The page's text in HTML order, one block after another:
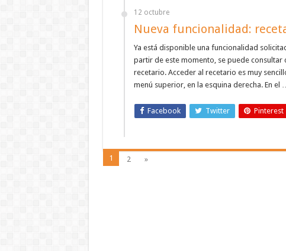
12 octubre
Nueva funcionalidad:
Ya está disponible una funcionalidad
partir de este momento, se puede consultar
recetario. Acceder al recetario es muy
menú superior, en la esquina derecha. En el
Facebook Twitter Pinterest
1 2 »